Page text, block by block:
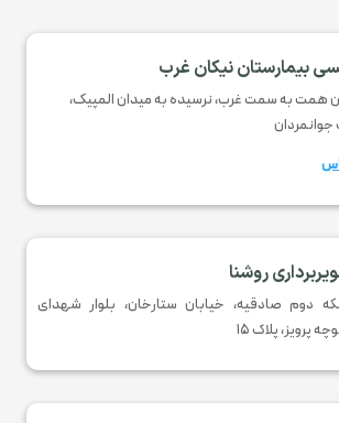
بیمارستان نیکان غرب
همت به سمت غرب، نرسیده به میدان المپیک،
جوانمردان
روشنا
دوم صادقیه، خیابان ستارخان، بلوار شهدای
پرویز، پلاک ۱۵